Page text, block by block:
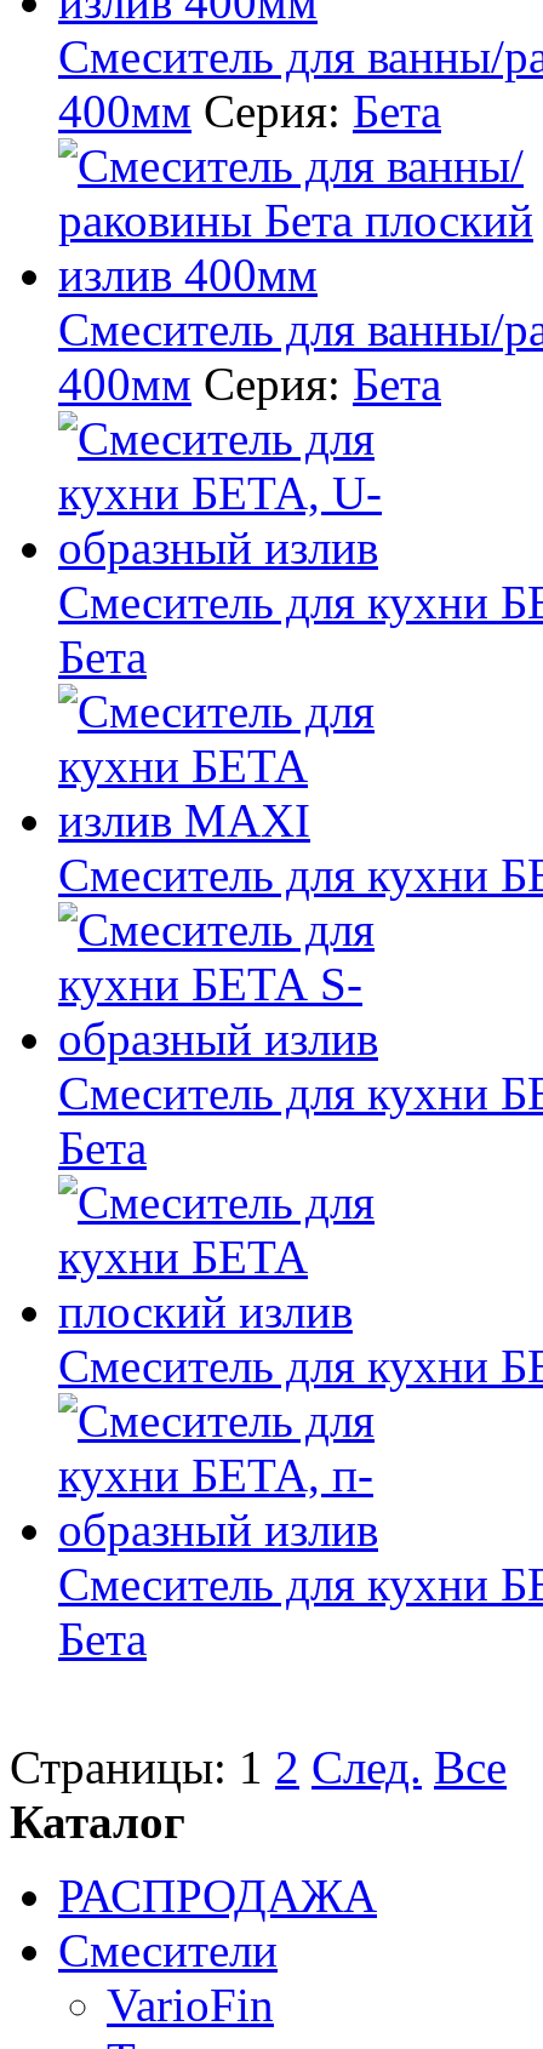
Смеситель для ванны/
400мм Серия: Бета
Смеситель для ванны/
400мм Серия: Бета
Смеситель для кухни
Бета
Смеситель для кухни
Смеситель для кухни
Бета
Смеситель для кухни
Смеситель для кухни
Бета
Страницы: 1 2 След. Все
Каталог
РАСПРОДАЖА
Смесители
VarioFin